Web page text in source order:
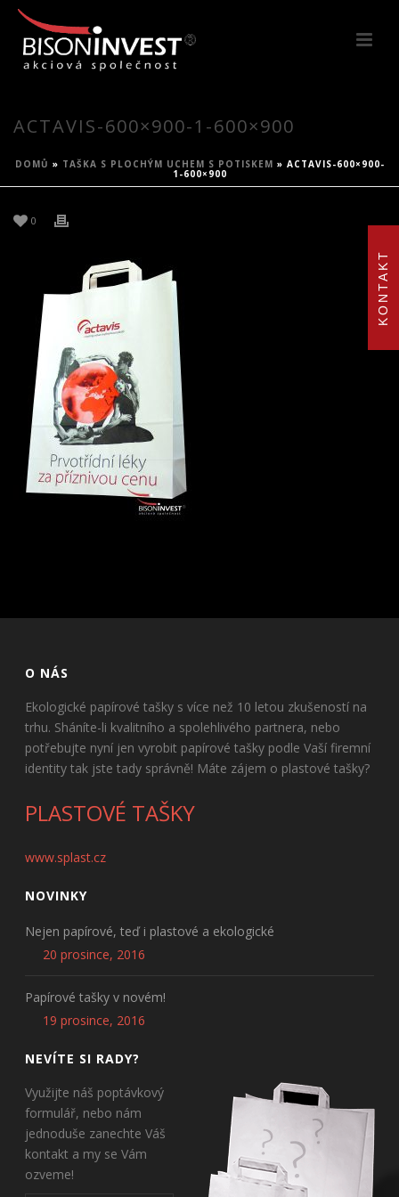
KONTAKT
ACTAVIS-600×900-1-600×900
DOMŮ » TAŠKA S PLOCHÝM UCHEM S POTISKEM » ACTAVIS-600×900-
1-600×900
0
O NÁS
Ekologické papírové tašky s více než 10 letou zkušeností na
trhu. Sháníte-li kvalitního a spolehlivého partnera, nebo
potřebujte nyní jen vyrobit papírové tašky podle Vaší firemní
identity tak jste tady správně! Máte zájem o plastové tašky?
PLASTOVÉ TAŠKY
www.splast.cz
NOVINKY
Nejen papírové, teď i plastové a ekologické
20 prosince, 2016
Papírové tašky v novém!
19 prosince, 2016
NEVÍTE SI RADY?
Využijte náš poptávkový
formulář, nebo nám
jednoduše zanechte Váš
kontakt a my se Vám
ozveme!